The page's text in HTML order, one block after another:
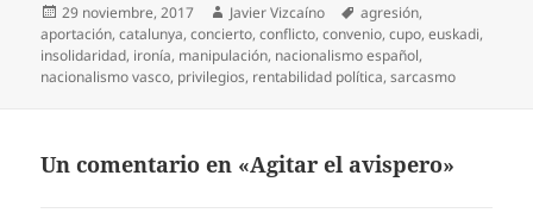
Publicado
el
29 noviembre, 2017 Autor
Javier Vizcaíno Etiquetas
agresión,
aportación,catalunya,concierto,conflicto,convenio,cupo,euskadi,
insolidaridad, ironía, manipulación, nacionalismo español,
nacionalismo vasco, privilegios, rentabilidad política,sarcasmo
Un comentario en «Agitar el avispero»